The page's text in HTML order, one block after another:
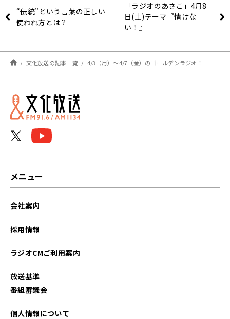
“伝統”という言葉の正しい
使われ方とは？
「ラジオのあさこ」4月8
日(土)テーマ『情けな
い！』
文化放送の記事一覧 4/3（月）～4/7（金）のゴールデンラジオ！
メニュー
会社案内
採用情報
ラジオCMご利用案内
放送基準
番組審議会
個人情報について